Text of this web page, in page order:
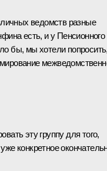
ведомств разные
есть, и у Пенсионного
бы, мы хотели
эту группу для того,
конкретное